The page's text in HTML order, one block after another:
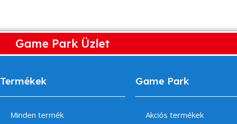
Game Park Üzlet
Termékek
Minden termék
Game Park
Akciós termékek